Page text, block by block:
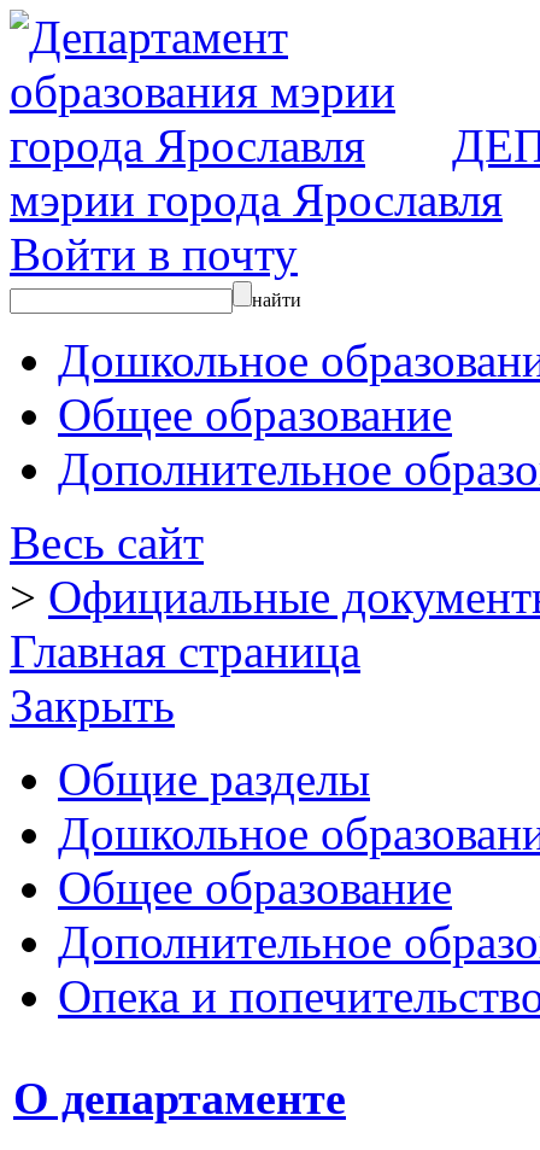
мэрии города Ярославля
Войти в почту
найти
Дошкольное
Общее образование
Дополнительное
Весь сайт
> Официальные
Главная страница
Закрыть
Общие разделы
Дошкольное
Общее образование
Дополнительное
Опека и
О департаменте